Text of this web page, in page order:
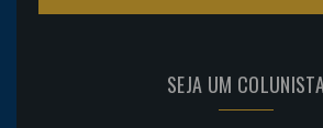
SEJA UM